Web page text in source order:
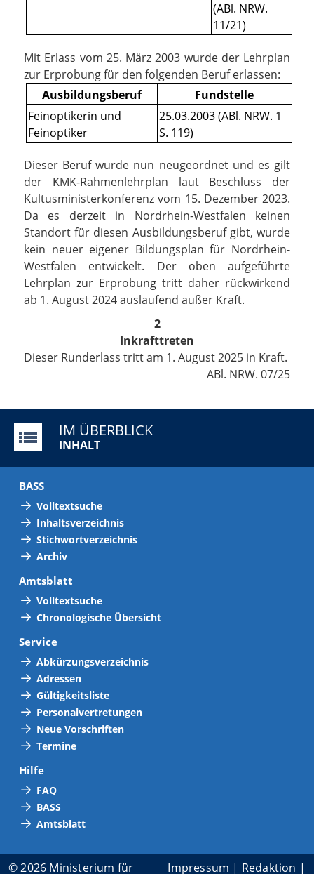
(ABl. NRW.
11/21)
Mit Erlass vom 25. März 2003 wurde der Lehrplan
zur Erprobung für den folgenden Beruf erlassen:
Ausbildungsberuf
Fundstelle
Feinoptikerin und
Feinoptiker
25.03.2003 (ABl. NRW. 1
S. 119)
Dieser Beruf wurde nun neugeordnet und es gilt
der KMK-Rahmenlehrplan laut Beschluss der
Kultusministerkonferenz vom 15. Dezember 2023.
Da es derzeit in Nordrhein-Westfalen keinen
Standort für diesen Ausbildungsberuf gibt, wurde
kein neuer eigener Bildungsplan für Nordrhein-
Westfalen entwickelt. Der oben aufgeführte
Lehrplan zur Erprobung tritt daher rückwirkend
ab 1. August 2024 auslaufend außer Kraft.
2
Inkrafttreten
Dieser Runderlass tritt am 1. August 2025 in Kraft.
ABl. NRW. 07/25
IM ÜBERBLICK
INHALT
BASS
Volltextsuche
Inhaltsverzeichnis
Stichwortverzeichnis
Archiv
Amtsblatt
Volltextsuche
Chronologische Übersicht
Service
Abkürzungsverzeichnis
Adressen
Gültigkeitsliste
Personalvertretungen
Neue Vorschriften
Termine
Hilfe
FAQ
BASS
Amtsblatt
© 2026 Ministerium für Impressum | Redaktion |